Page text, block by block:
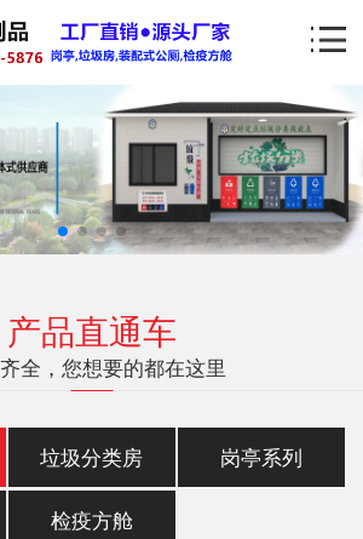
产品直通车
全，您想要的都在这里
垃圾分类房 岗亭系列
检疫方舱